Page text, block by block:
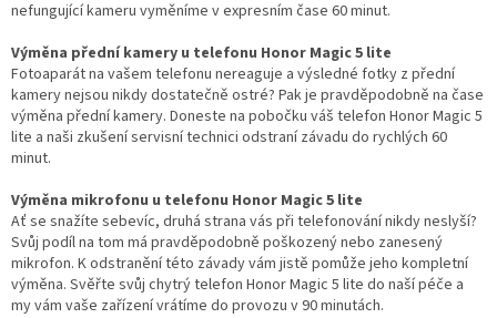
nefungující kameru vyměníme v expresním čase 60 minut.
Výměna přední kamery u telefonu Honor Magic 5 lite
Fotoaparát na vašem telefonu nereaguje a výsledné fotky z přední
kamery nejsou nikdy dostatečně ostré? Pak je pravděpodobně na čase
výměna přední kamery. Doneste na pobočku váš telefon Honor Magic 5
lite a naši zkušení servisní technici odstraní závadu do rychlých 60
minut.
Výměna mikrofonu u telefonu Honor Magic 5 lite
Ať se snažíte sebevíc, druhá strana vás při telefonování nikdy neslyší?
Svůj podíl na tom má pravděpodobně poškozený nebo zanesený
mikrofon. K odstranění této závady vám jistě pomůže jeho kompletní
výměna. Svěřte svůj chytrý telefon Honor Magic 5 lite do naší péče a
my vám vaše zařízení vrátíme do provozu v 90 minutách.